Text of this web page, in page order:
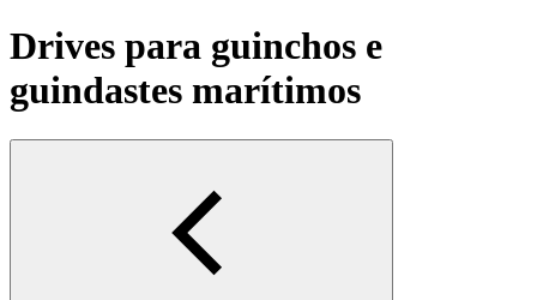
Drives para guinchos e
guindastes marítimos